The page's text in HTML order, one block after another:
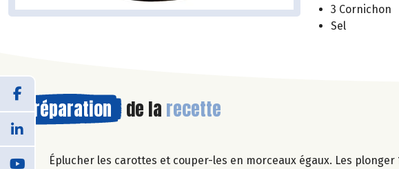
3 Cornichon
Sel
Préparation de la recette
1. Éplucher les carottes et couper-les en morceaux égaux. Les